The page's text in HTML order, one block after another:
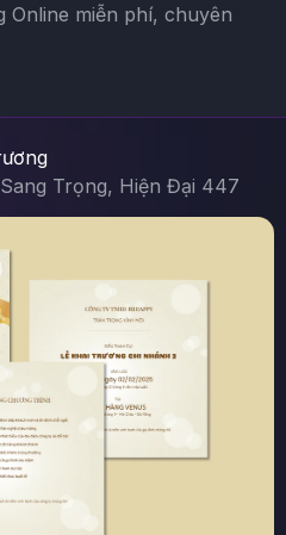
Online miễn phí, chuyên
Trọng, Hiện Đại 447